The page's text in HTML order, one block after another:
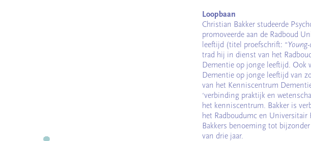
Loopbaan
Christian Bakker studeerde
promoveerde aan de Radboud
leeftijd (titel proefschrift: “
trad hij in dienst van het
Dementie op jonge leeftijd. Ook
Dementie op jonge leeftijd van
van het Kenniscentrum
‘verbinding praktijk en
het kenniscentrum. Bakker is
het Radboudumc en
Bakkers benoeming tot
van drie jaar.